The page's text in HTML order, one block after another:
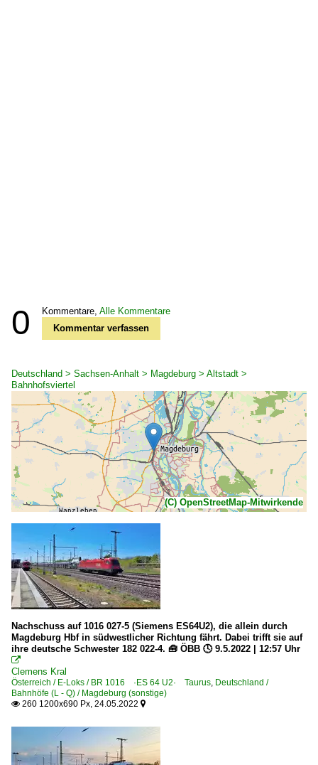
0 Kommentare, Alle Kommentare
Kommentar verfassen
Deutschland > Sachsen-Anhalt > Magdeburg > Altstadt >
Bahnhofsviertel
(C) OpenStreetMap-Mitwirkende
Nachschuss auf 1016 027-5 (Siemens ES64U2), die allein durch
Magdeburg Hbf in südwestlicher Richtung fährt. Dabei trifft sie auf
ihre deutsche Schwester 182 022-4. 🧰 ÖBB 🕓 9.5.2022 | 12:57 Uhr

Clemens Kral
Österreich / E-Loks / BR 1016 ·ES 64 U2· Taurus Deutschland /
Bahnhöfe (L - Q) / Magdeburg (sonstige)
 260 1200x690 Px, 24.05.2022 